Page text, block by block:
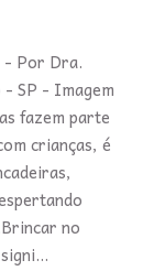
- Por Dra.
SP - Imagem
fazem parte
crianças, é
no